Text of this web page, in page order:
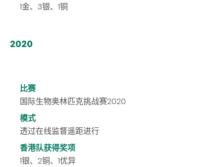
1金、3银、1铜
2020
比赛
国际生物奥林匹克挑战赛2020
模式
透过在线监督遥距进行
香港队获得奖项
1银、2铜、1优异